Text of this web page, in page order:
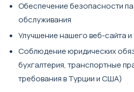
Обеспечение безопасности
обслуживания
Улучшение нашего веб-сайта и
Соблюдение юридических
бухгалтерия, транспортные
требования в Турции и США)